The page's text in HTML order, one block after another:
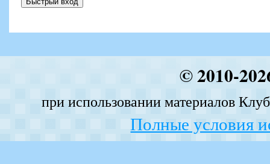
© 2010-
при использовании материалов
Полные условия